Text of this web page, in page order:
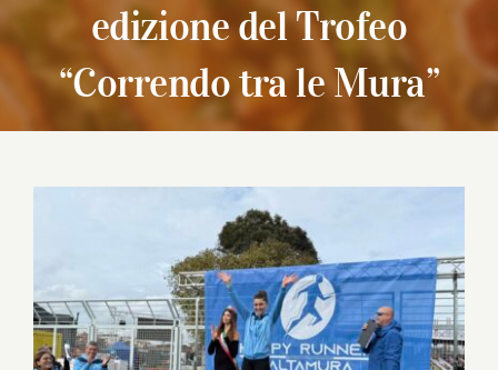
Prodotti
Ricette
News
Download
Contatti
edizione del Trofeo
“Correndo tra le Mura”